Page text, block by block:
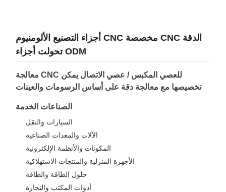
أجزاء التصنيع الألومنيوم CNC مخصصة CNC الدقة
تحولت أجزاء ODM
معالجة CNC للعصي المكبس / عصي الاتصال يمكن
تخصيصها مع معالجة دقة على أساس الرسومات والعينات
الصناعات الخدمة
السيارات والنقل
الآلات والمعدات الصناعية
المكونات والأنظمة الإلكترونية
الأجهزة المنزلية والمنتجات الاستهلاكية
حلول الطاقة والطاقة
أدوات المكتب والتجارة